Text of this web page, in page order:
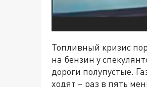
Топливный кризис
на бензин у
дороги полупустые.
ходят – раз в пять